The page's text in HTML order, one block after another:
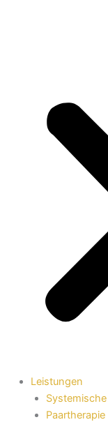
Leistungen
Paartherapie